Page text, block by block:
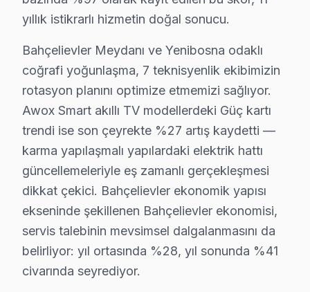
6. Tüm fonksiyonlar kapsamlı test edilir; garanti
bu TV televizyon paneli Bakım Tavsiyeleri
bu cihaz televizyon'ler için en yaygın kullanıcı
bu TV TV'niz arızalandığında verileri (uygulama
Awox güvenilirliği standartlarında Awox servisimiz:
Awox TV Teknik Rehberi: Panel, Teşhis ve
Awox televizyonlarınızın onarım ve bakımında
Neden Bahçelievler'de Awox teknik desteği
Bahçelievler Awox TV Ekran Anakart Profesyonel Servis ve
Bahçelievler'da Awox TV'niz bozulduğunda
• Bahçelievler'de 25+ sertifikalı teknisyen Awox TV
yıllık istikrarlı hizmetin doğal sonucu.
Bahçelievler Meydanı ve Yenibosna odaklı
coğrafi yoğunlaşma, 7 teknisyenlik ekibimizin
rotasyon planını optimize etmemizi sağlıyor.
Awox Smart akıllı TV modellerdeki Güç kartı
trendi ise son çeyrekte %27 artış kaydetti —
karma yapılaşmalı yapılardaki elektrik hattı
güncellemeleriyle eş zamanlı gerçekleşmesi
dikkat çekici. Bahçelievler ekonomik yapısı
ekseninde şekillenen Bahçelievler ekonomisi,
servis talebinin mevsimsel dalgalanmasını da
belirliyor: yıl ortasında %28, yıl sonunda %41
civarında seyrediyor.